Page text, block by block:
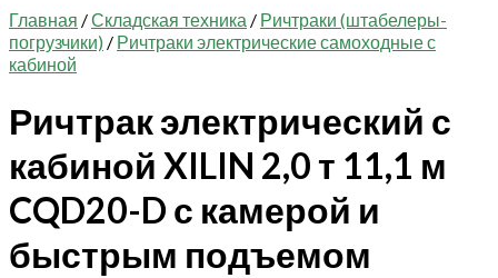
Главная /Складская техника / Ричтраки (штабелеры-
погрузчики) / Ричтраки электрические самоходные с
кабиной
Ричтрак электрический с
кабиной XILIN 2,0 т 11,1 м
CQD20-D с камерой и
быстрым подъемом